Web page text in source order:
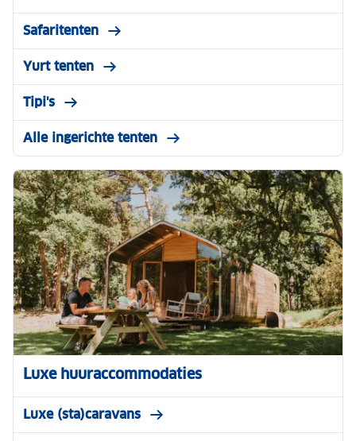
Safaritenten
Yurt tenten
Tipi's
Alle ingerichte tenten
Luxe huuraccommodaties
Luxe (sta)caravans